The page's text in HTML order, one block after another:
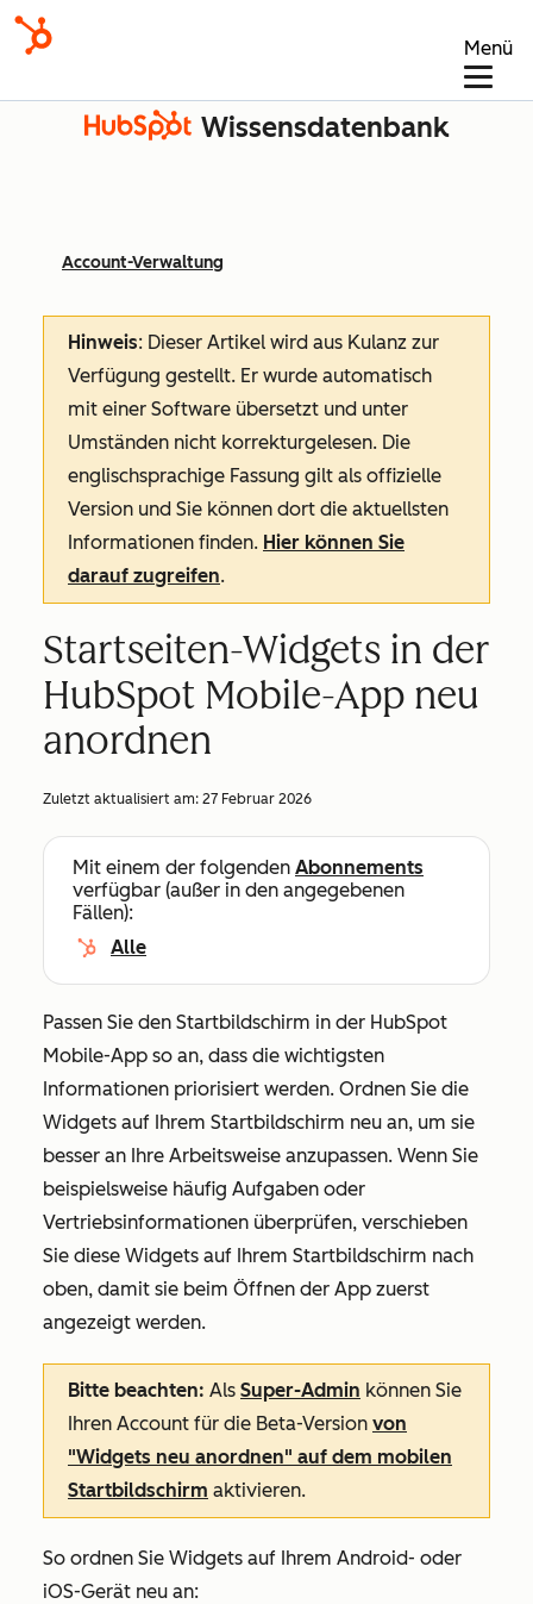
Menü
Wissensdatenbank
Account-Verwaltung
Hinweis: Dieser Artikel wird aus Kulanz zur
Verfügung gestellt. Er wurde automatisch
mit einer Software übersetzt und unter
Umständen nicht korrekturgelesen. Die
englischsprachige Fassung gilt als offizielle
Version und Sie können dort die aktuellsten
Informationen finden. Hier können Sie
darauf zugreifen.
Startseiten-Widgets in der
HubSpot Mobile-App neu
anordnen
Zuletzt aktualisiert am: 27 Februar 2026
Mit einem der folgenden Abonnements
verfügbar (außer in den angegebenen
Fällen):
Alle
Passen Sie den Startbildschirm in der HubSpot
Mobile-App so an, dass die wichtigsten
Informationen priorisiert werden. Ordnen Sie die
Widgets auf Ihrem Startbildschirm neu an, um sie
besser an Ihre Arbeitsweise anzupassen. Wenn Sie
beispielsweise häufig Aufgaben oder
Vertriebsinformationen überprüfen, verschieben
Sie diese Widgets auf Ihrem Startbildschirm nach
oben, damit sie beim Öffnen der App zuerst
angezeigt werden.
Bitte beachten: Als Super-Admin können Sie
Ihren Account für die Beta-Version von
"Widgets neu anordnen" auf dem mobilen
Startbildschirm aktivieren.
So ordnen Sie Widgets auf Ihrem Android- oder
iOS-Gerät neu an: